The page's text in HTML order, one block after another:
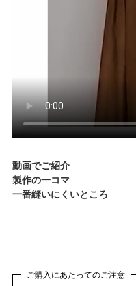
動画でご紹介
製作の一コマ
一番縫いにくいところ
ご購入にあたってのご注意